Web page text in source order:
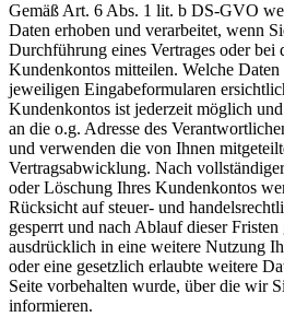
Gemäß Art. 6 Abs. 1 lit. b DS-GVO
Daten erhoben und verarbeitet, wenn
Durchführung eines Vertrages oder bei
Kundenkontos mitteilen. Welche Daten
jeweiligen Eingabeformularen
Kundenkontos ist jederzeit möglich
an die o.g. Adresse des
und verwenden die von Ihnen
Vertragsabwicklung. Nach
oder Löschung Ihres Kundenkontos
Rücksicht auf steuer- und
gesperrt und nach Ablauf dieser
ausdrücklich in eine weitere Nutzung
oder eine gesetzlich erlaubte weitere
Seite vorbehalten wurde, über die wir
informieren.